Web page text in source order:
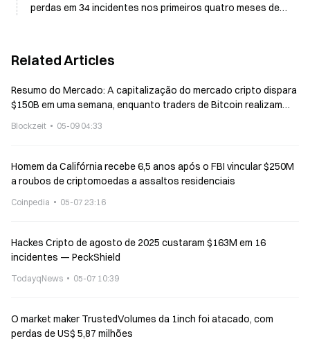
perdas em 34 incidentes nos primeiros quatro meses de
Related Articles
Resumo do Mercado: A capitalização do mercado cripto dispara
$150B em uma semana, enquanto traders de Bitcoin realizam
Blockzeit 05-09 04:33
Homem da Califórnia recebe 6,5 anos após o FBI vincular $250M
a roubos de criptomoedas a assaltos residenciais
Coinpedia 05-07 23:16
Hackes Cripto de agosto de 2025 custaram $163M em 16
incidentes — PeckShield
TodayqNews 05-07 10:39
O market maker TrustedVolumes da 1inch foi atacado, com
perdas de US$ 5,87 milhões